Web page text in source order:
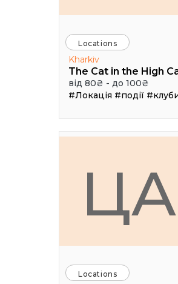
Locations
Kharkiv
від 80₴ - до 100₴
#Локація #події
ЦА
Locations